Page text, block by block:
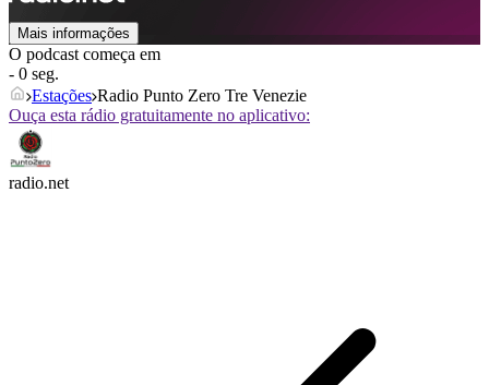
Mais informações
O podcast começa em
- 0 seg.
Estações Radio Punto Zero Tre Venezie
Ouça esta rádio gratuitamente no aplicativo:
radio.net